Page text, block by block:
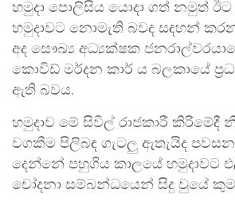
හමුදා පොලිසිය යොදා ගත් නමුත් ඊට
හමුදාවට නොමැති බවද සඳහන්
අද සෞඛ්‍ය අධ්‍යක්ෂක
කොවිඩ් මර්දන කාර් ය බලකායේ
ඇති බවය.
හමුදාව මේ සිවිල් රාජකාරී කිරිමේදී
වගකීම පිලිබඳ ගැටලු ඇතැයිද
දෙන්නේ පහුගිය කාලයේ හමුදාවට
චෝදනා සම්බන්ධයෙන් සිදු වුයේ